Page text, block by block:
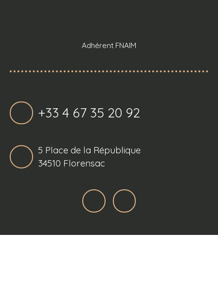
Adhérent FNAIM
+33 4 67 35 20 92
5 Place de la République
34510 Florensac